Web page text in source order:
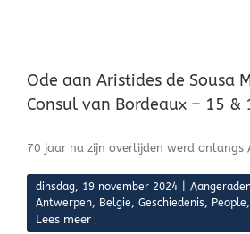
Ode aan Aristides de Sousa
Consul van Bordeaux – 15 &
70 jaar na zijn overlijden werd onlangs
dinsdag, 19 november 2024
Antwerpen, Belgie, Geschiedenis, People,
Lees meer